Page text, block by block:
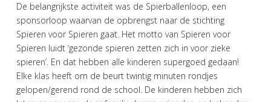
De belangrijkste activiteit was de Spierballenloop, een
sponsorloop waarvan de opbrengst naar de stichting
Spieren voor Spieren gaat. Het motto van Spieren voor
Spieren luidt ‘gezonde spieren zetten zich in voor zieke
spieren’. En dat hebben alle kinderen supergoed gedaan!
Elke klas heeft om de beurt twintig minuten rondjes
gelopen/gerend rond de school. De kinderen hebben zich